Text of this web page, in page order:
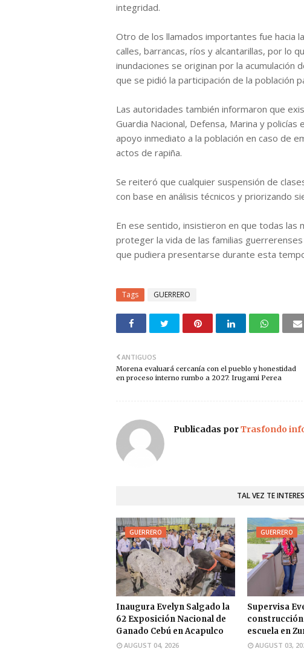
integridad.
Otro de los llamados importantes fue hacia
calles, barrancas, ríos y alcantarillas, por lo
inundaciones se originan por la
que se pidió la participación de la población
Las autoridades también informaron que
Guardia Nacional, Defensa, Marina y
apoyo inmediato a la población en caso de
actos de rapiña.
Se reiteró que cualquier suspensión de
con base en análisis técnicos y priorizando
En ese sentido, insistieron en que todas
proteger la vida de las familias
que pudiera presentarse durante esta
Tags GUERRERO
ANTIGUOS
Morena evaluará cercanía con el pueblo y honestidad
en proceso interno rumbo a 2027: Irugami Perea
Publicadas porTrasfondo
TAL VEZ TE
GUERRERO
Inaugura Evelyn Salgado la
62 Exposición Nacional de
Ganado Cebú en Acapulco
AUGUST 04, 2026
GUERRERO
Supervisa
construcción
escuela en
AUGUST 03,